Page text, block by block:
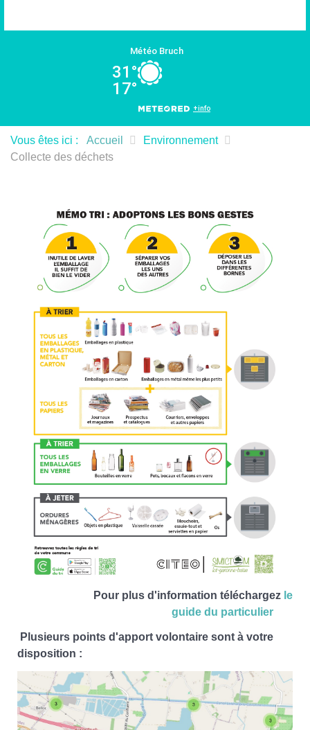
Vous êtes ici : Accueil
Environnement
Collecte des déchets
Pour plus d'information téléchargez le
guide du particulier
Plusieurs points d'apport volontaire sont à votre
disposition :